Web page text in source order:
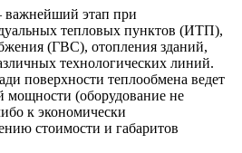
важнейший этап при
тепловых пунктов (ИТП),
(ГВС), отопления зданий,
технологических линий.
поверхности теплообмена ведет
мощности (оборудование не
к экономически
стоимости и габаритов